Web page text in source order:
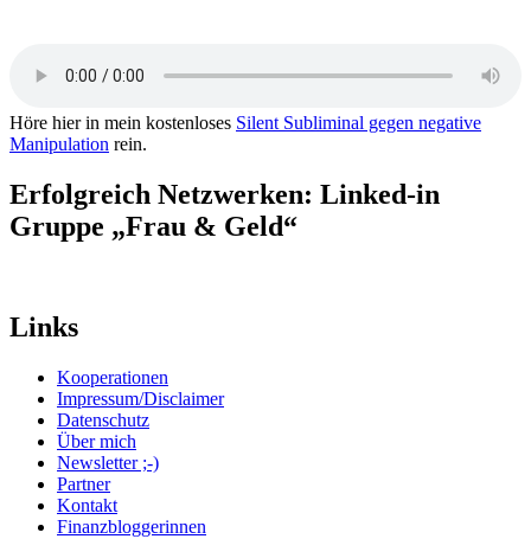
Höre hier in mein kostenloses Silent Subliminal gegen negative
Manipulation rein.
Erfolgreich Netzwerken: Linked-in
Gruppe „Frau & Geld“
Links
Kooperationen
Impressum/Disclaimer
Datenschutz
Über mich
Newsletter ;-)
Partner
Kontakt
Finanzbloggerinnen